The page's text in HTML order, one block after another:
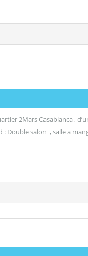
2Mars Casablanca ,
: Double salon , salle a